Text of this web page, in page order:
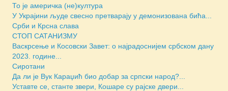
То је америчка (не)култура
У Украјини људе свесно претварају у демонизована бића...
Срби и Крсна слава
СТОП САТАНИЗМУ
Васкрсење и Косовски Завет: о најрадоснијем србском дану
2023. године...
Сиротани
Да ли је Вук Караџић био добар за српски народ?...
Уставте се, станте звери, Кошаре су рајске двери...